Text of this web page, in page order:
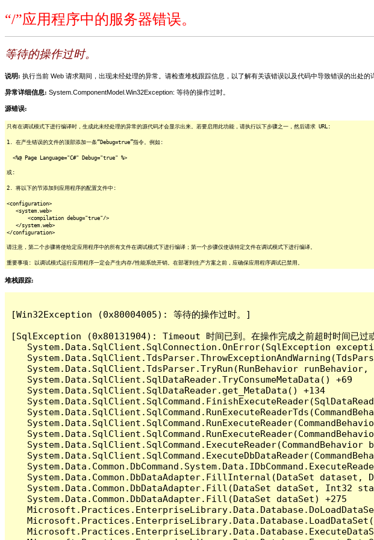
“/”应用程序中的服务器错误。
等待的操作过时。
说明: 执行当前 Web 请求期间，出现未经处理的异常。请检查堆栈跟踪信息，以了解有关该错误以及代码中导致错误的出处的
异常详细信息: System.ComponentModel.Win32Exception: 等待的操作过时。
源错误:
只有在调试模式下进行编译时，生成此未经处理的异常的源代码才会显示出来。若要启用此功能，请执行以下步骤之一，然后请求 URL:
1. 在产生错误的文件的顶部添加一条“Debug=true”指令。例如:
<%@ Page Language="C#" Debug="true" %>
或:
2. 将以下的节添加到应用程序的配置文件中:
<configuration>
<system.web>
<compilation debug="true"/>
</system.web>
</configuration>
请注意，第二个步骤将使给定应用程序中的所有文件在调试模式下进行编译；第一个步骤仅使该特定文件在调试模式下进行编译。
重要事项: 以调试模式运行应用程序一定会产生内存/性能系统开销。在部署到生产方案之前，应确保应用程序调试已禁用。
堆栈跟踪:
[Win32Exception (0x80004005): 等待的操作过时。]
[SqlException (0x80131904): Timeout 时间已到。在操作完成之前超时时间已过
System.Data.SqlClient.SqlConnection.OnError(SqlException
System.Data.SqlClient.TdsParser.TryRun(RunBehavior
   System.Data.SqlClient.SqlDataReader.TryConsumeMetaData() +69
   System.Data.SqlClient.SqlDataReader.get_MetaData() +134
System.Data.SqlClient.SqlCommand.ExecuteReader(CommandBehavior
System.Data.Common.DbDataAdapter.FillInternal(DataSet dataset,
System.Data.Common.DbDataAdapter.Fill(DataSet dataSet, Int32
   System.Data.Common.DbDataAdapter.Fill(DataSet dataSet) +275